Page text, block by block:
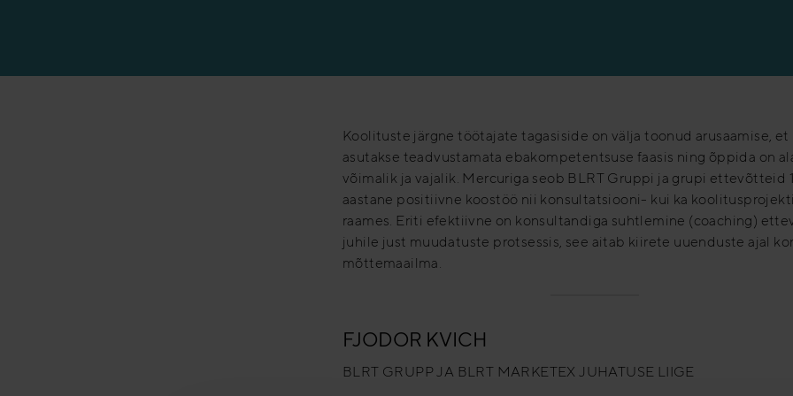
Koolituste järgne töötajate tagasiside on välja toonud arusaamise, et
asutakse teadvustamata ebakompetentsuse faasis ning õppida on
võimalik ja vajalik. Mercuriga seob BLRT Gruppi ja grupi ettevõtteid
aastane positiivne koostöö nii konsultatsiooni- kui ka
raames. Eriti efektiivne on konsultandiga suhtlemine (coaching)
juhile just muudatuste protsessis, see aitab kiirete uuenduste ajal
mõttemaailma.
FJODOR KVICH
BLRT GRUPP JA BLRT MARKETEX JUHATUSE LIIGE